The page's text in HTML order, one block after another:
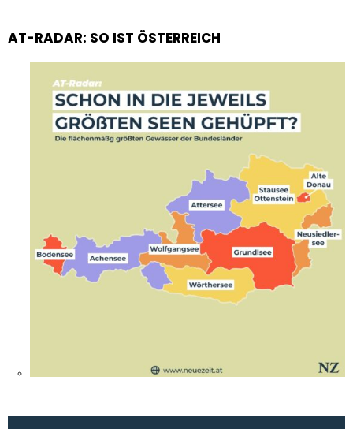
AT-RADAR: SO IST ÖSTERREICH